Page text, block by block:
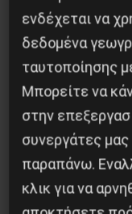
Η Eπανάσταση
Iσπανία
5 Αυγούστου 2026
ενδέχεται να
δεδομένα
ταυτοποίησης
Μπορείτε να
στην
συνεργάτες
παραπάνω.
κλικ για να